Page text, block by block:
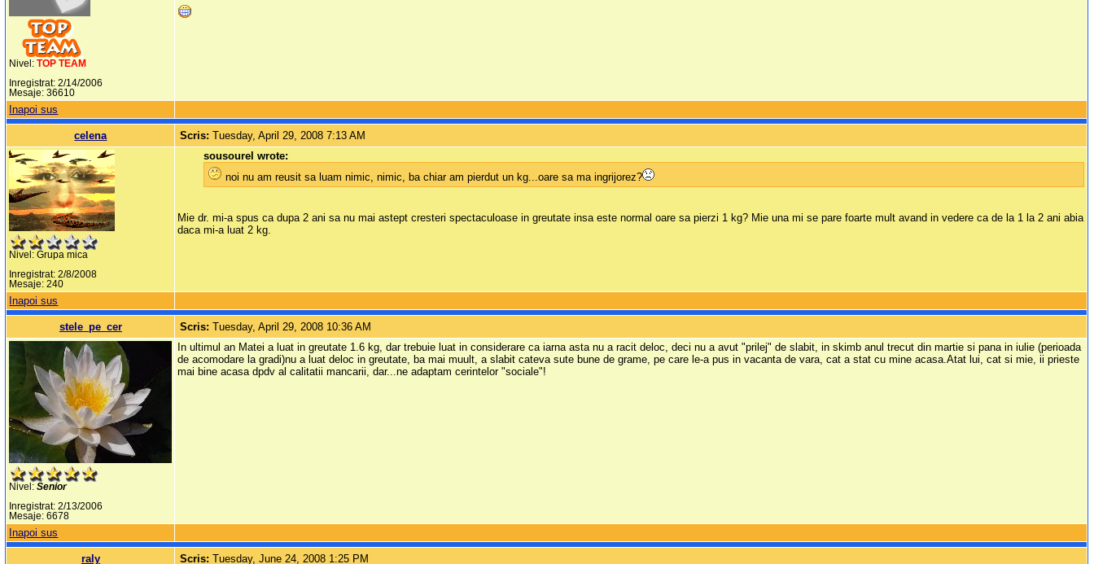
Nivel:TOP TEAM
Inregistrat: 2/14/2006
Mesaje: 36610
Inapoi sus
celena Scris:Tuesday, April 29, 2008 7:13 AM
Nivel: Grupa mica
Inregistrat: 2/8/2008
Mesaje: 240
sousourel wrote:
noi nu am reusit sa luam nimic, nimic, ba chiar am pierdut un kg...oare sa ma ingrijorez?
Mie dr. mi-a spus ca dupa 2 ani sa nu mai astept cresteri spectaculoase in greutate insa este normal oare sa pierzi 1 kg? Mie una mi se pare foarte mult avand in vedere ca de la 1 la 2 ani abia
daca mi-a luat 2 kg.
Inapoi sus
stele_pe_cer Scris:Tuesday, April 29, 2008 10:36 AM
Nivel:Senior
Inregistrat: 2/13/2006
Mesaje: 6678
In ultimul an Matei a luat in greutate 1.6 kg, dar trebuie luat in considerare ca iarna asta nu a racit deloc, deci nu a avut "prilej" de slabit, in skimb anul trecut din martie si pana in iulie (perioada
de acomodare la gradi)nu a luat deloc in greutate, ba mai muult, a slabit cateva sute bune de grame, pe care le-a pus in vacanta de vara, cat a stat cu mine acasa.Atat lui, cat si mie, ii prieste
mai bine acasa dpdv al calitatii mancarii, dar...ne adaptam cerintelor "sociale"!
Inapoi sus
raly Scris:Tuesday, June 24, 2008 1:25 PM